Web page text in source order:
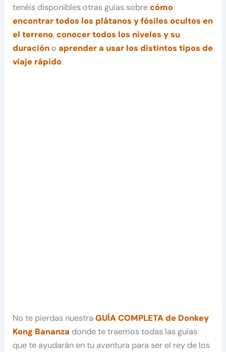
tenéis disponibles otras guías sobrecómo
encontrar todos los plátanos y fósiles ocultos en
el terreno,conocer todos los niveles y su
duración oaprender a usar los distintos tipos de
viaje rápido.
No te pierdas nuestraGUÍA COMPLETA de Donkey
Kong Bananza donde te traemos todas las guías
que te ayudarán en tu aventura para ser el rey de los